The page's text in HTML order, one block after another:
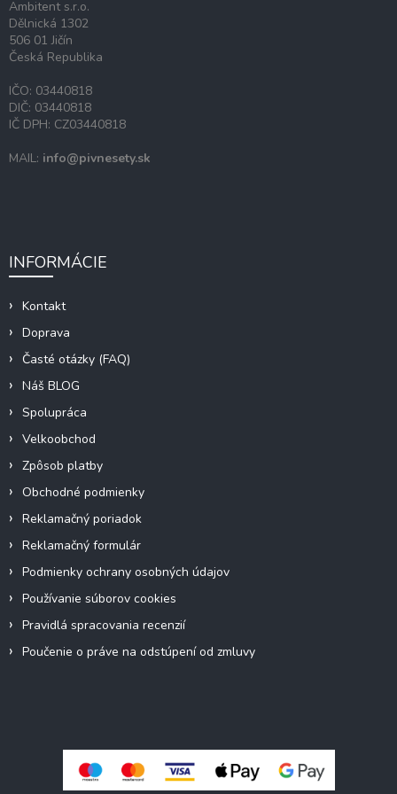
Ambitent s.r.o.
Dělnická 1302
506 01 Jičín
Česká Republika
IČO: 03440818
DIČ: 03440818
IČ DPH: CZ03440818
MAIL: info@pivnesety.sk
INFORMÁCIE
Kontakt
Doprava
Časté otázky (FAQ)
Náš BLOG
Spolupráca
Velkoobchod
Zpôsob platby
Obchodné podmienky
Reklamačný poriadok
Reklamačný formulár
Podmienky ochrany osobných údajov
Používanie súborov cookies
Pravidlá spracovania recenzií
Poučenie o práve na odstúpení od zmluvy